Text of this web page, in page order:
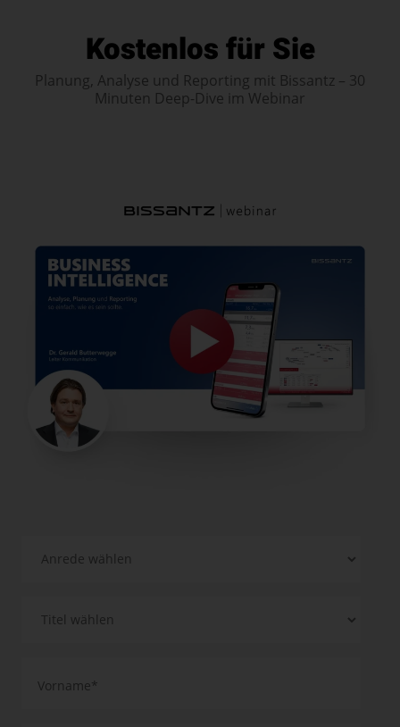
Behörde, Verwaltung oder gemeinnützigen Organisation und
legen gemeinsam die nächsten Schritte fest. Wir begleiten
persönlich und mit fundierter Branchenkenntnis.
Kostenlos für Sie
Planung, Analyse und Reporting mit Bissantz – 30
Minuten Deep-Dive im Webinar